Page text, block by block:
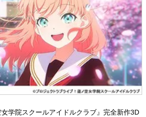
女学院スクールアイドルクラブ』完全新作3D